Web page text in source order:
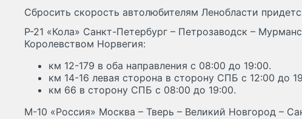
Сбросить скорость автолюбителям Ленобласти
Р-21 «Кола» Санкт-Петербург – Петрозаводск –
Королевством Норвегия:
км 12-179 в оба направления с 08:00 до 19:00.
км 14-16 левая сторона в сторону СПБ с 12:00 до
км 66 в сторону СПБ с 08:00 до 19:00.
М-10 «Россия» Москва – Тверь – Великий Новгород –